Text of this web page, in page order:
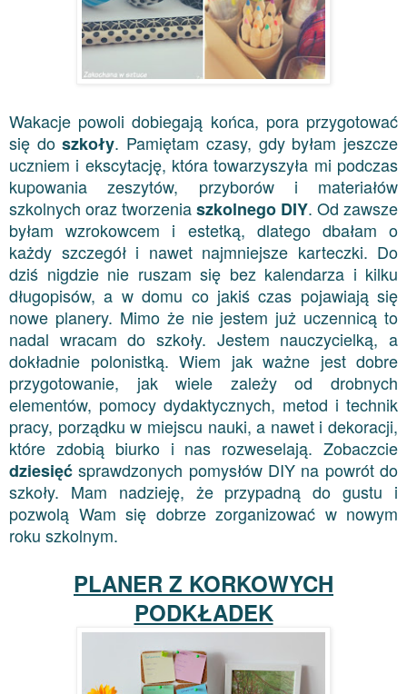
Wakacje powoli dobiegają końca, pora przygotować
się doszkoły. Pamiętam czasy, gdy byłam jeszcze
uczniem i ekscytację, która towarzyszyła mi podczas
kupowania zeszytów, przyborów i materiałów
szkolnych oraz tworzeniaszkolnego DIY. Od zawsze
byłam wzrokowcem i estetką, dlatego dbałam o
każdy szczegół i nawet najmniejsze karteczki. Do
dziś nigdzie nie ruszam się bez kalendarza i kilku
długopisów, a w domu co jakiś czas pojawiają się
nowe planery. Mimo że nie jestem już uczennicą to
nadal wracam do szkoły. Jestem nauczycielką, a
dokładnie polonistką. Wiem jak ważne jest dobre
przygotowanie, jak wiele zależy od drobnych
elementów, pomocy dydaktycznych, metod i technik
pracy, porządku w miejscu nauki, a nawet i dekoracji,
które zdobią biurko i nas rozweselają. Zobaczcie
dziesięćsprawdzonych pomysłów DIY na powrót do
szkoły. Mam nadzieję, że przypadną do gustu i
pozwolą Wam się dobrze zorganizować w nowym
roku szkolnym.
PLANER Z KORKOWYCH
PODKŁADEK